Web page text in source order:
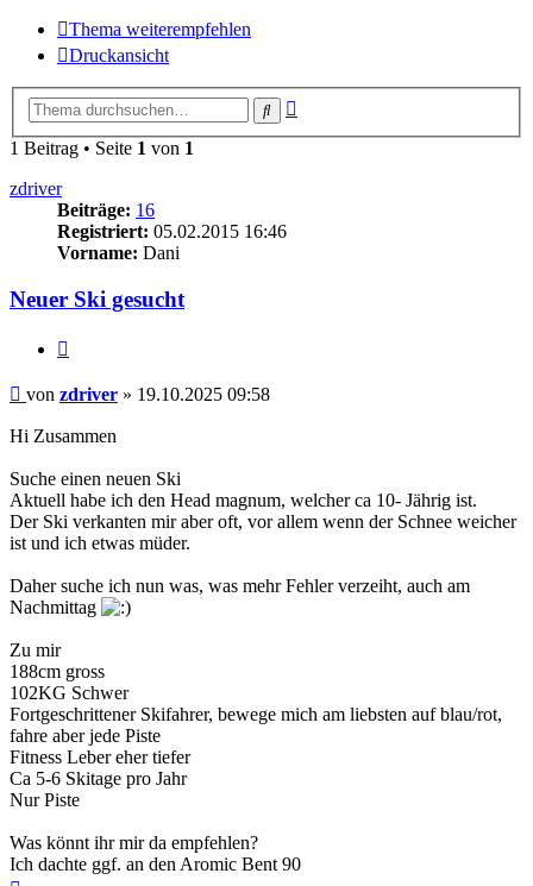
Thema weiterempfehlen
Druckansicht
Suche
1 Beitrag • Seite 1 von 1
zdriver
Beiträge: 16
Registriert: 05.02.2015 16:46
Vorname: Dani
Neuer Ski gesucht
Beitrag
von zdriver » 19.10.2025 09:58
Hi Zusammen
Suche einen neuen Ski
Aktuell habe ich den Head magnum, welcher ca 10- Jährig ist.
Der Ski verkanten mir aber oft, vor allem wenn der Schnee weicher
ist und ich etwas müder.
Daher suche ich nun was, was mehr Fehler verzeiht, auch am
Nachmittag
Zu mir
188cm gross
102KG Schwer
Fortgeschrittener Skifahrer, bewege mich am liebsten auf blau/rot,
fahre aber jede Piste
Fitness Leber eher tiefer
Ca 5-6 Skitage pro Jahr
Nur Piste
Was könnt ihr mir da empfehlen?
Ich dachte ggf. an den Aromic Bent 90